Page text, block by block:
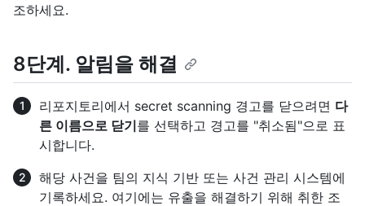
조하세요.
8단계. 알림을 해결
리포지토리에서 secret scanning 경고를 닫으려면 다
른 이름으로 닫기를 선택하고 경고를 "취소됨"으로 표
시합니다.
해당 사건을 팀의 지식 기반 또는 사건 관리 시스템에
기록하세요. 여기에는 유출을 해결하기 위해 취한 조